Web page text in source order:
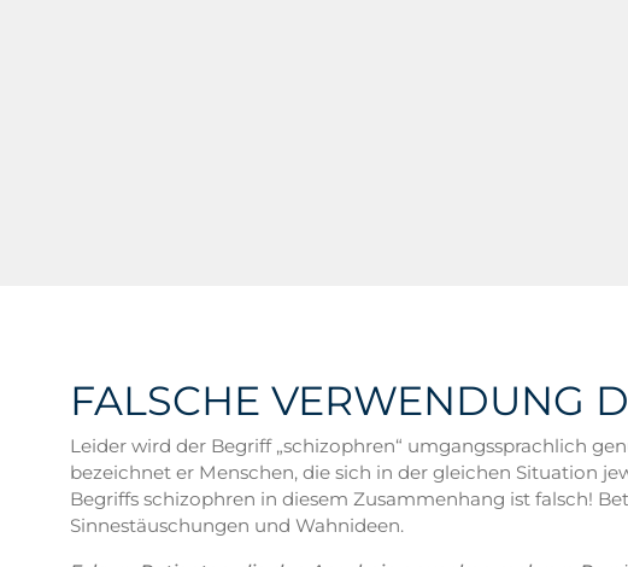
FALSCHE VERWENDUNG
Leider wird der Begriff „schizophren“ umgangssprachlich
bezeichnet er Menschen, die sich in der gleichen Situation
Begriffs schizophren in diesem Zusammenhang ist falsch!
Sinnestäuschungen und Wahnideen.